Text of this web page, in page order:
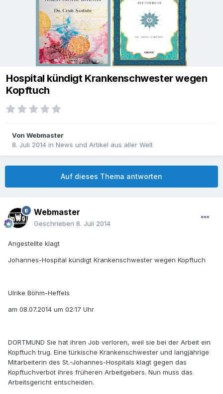
Hospital kündigt Krankenschwester wegen
Kopftuch
Von Webmaster
8. Juli 2014 in News und Artikel aus aller Welt
Auf dieses Thema antworten
Webmaster
Geschrieben 8. Juli 2014
Angestellte klagt
Johannes-Hospital kündigt Krankenschwester wegen Kopftuch
Ulrike Böhm-Heffels
am 08.07.2014 um 02:17 Uhr
DORTMUND Sie hat ihren Job verloren, weil sie bei der Arbeit ein
Kopftuch trug. Eine türkische Krankenschwester und langjährige
Mitarbeiterin des St.-Johannes-Hospitals klagt gegen das
Kopftuchverbot ihres früheren Arbeitgebers. Nun muss das
Arbeitsgericht entscheiden.